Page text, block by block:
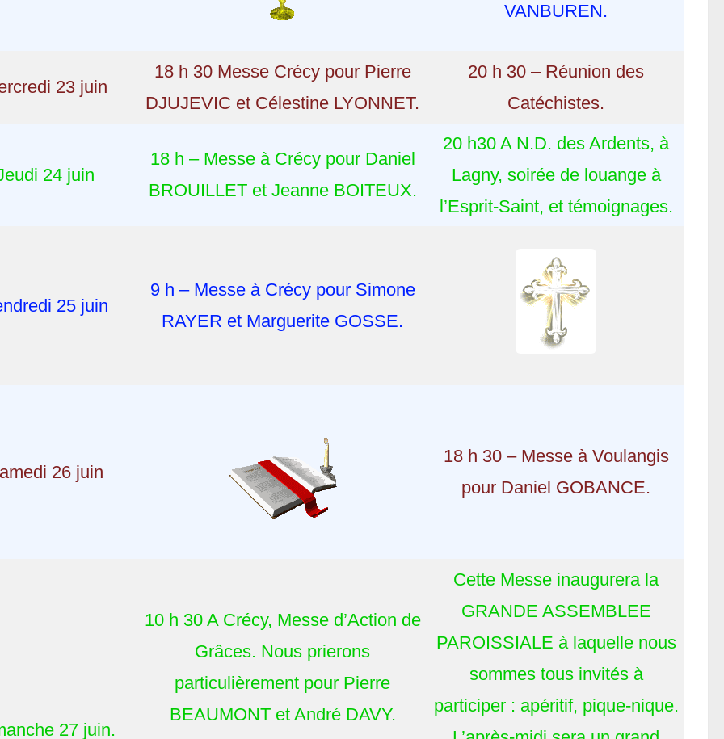
VANBUREN.
23 juin
18 h 30 Messe Crécy pour Pierre
DJUJEVIC et Célestine LYONNET.
20 h 30 – Réunion des
Catéchistes.
24 juin
18 h – Messe à Crécy pour Daniel
BROUILLET et Jeanne BOITEUX.
20 h30 A N.D. des Ardents, à
Lagny, soirée de louange à
l’Esprit-Saint, et témoignages.
25 juin
9 h – Messe à Crécy pour Simone
RAYER et Marguerite GOSSE.
26 juin
18 h 30 – Messe à Voulangis
pour Daniel GOBANCE.
27 juin.
10 h 30 A Crécy, Messe d’Action de
Grâces. Nous prierons
particulièrement pour Pierre
BEAUMONT et André DAVY.
Cette Messe inaugurera la
GRANDE ASSEMBLEE
PAROISSIALE à laquelle nous
sommes tous invités à
participer : apéritif, pique-nique.